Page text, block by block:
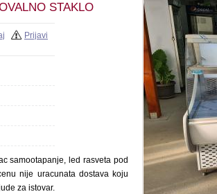
STAKLO
Prijavi
samootapanje, led rasveta pod
nije uracunata dostava koju
za istovar.